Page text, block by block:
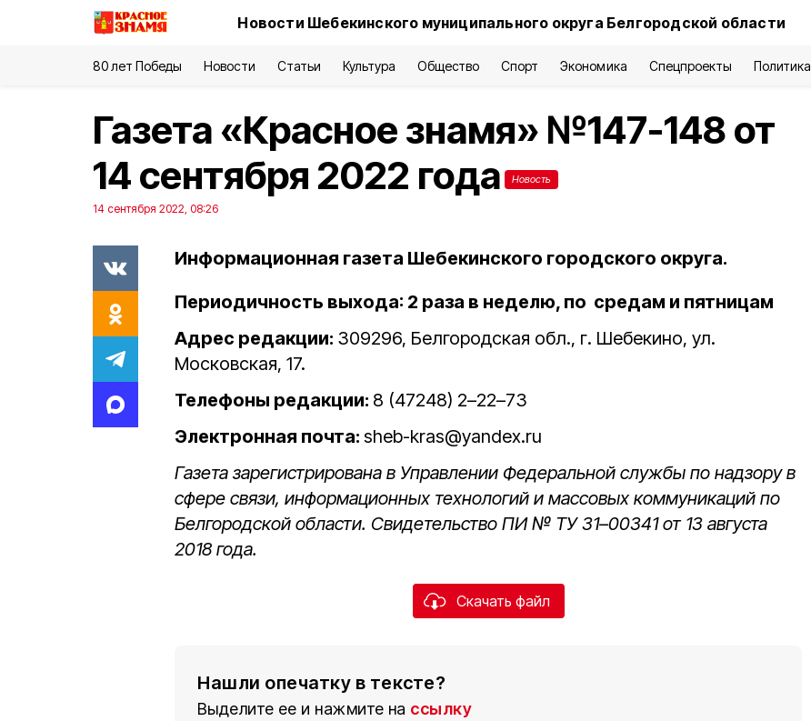
Новости Шебекинского муниципального округа Белгородской области
80 лет Победы Новости Статьи Культура Общество Спорт Экономика Спецпроекты Политика
Газета «Красное знамя» №147-148 от
14 сентября 2022 года
Новость
14 сентября 2022, 08:26
Информационная газета Шебекинского городского округа.
Периодичность выхода: 2 раза в неделю, по средам и пятницам
Адрес редакции: 309296, Белгородская обл., г. Шебекино, ул.
Московская, 17.
Телефоны редакции: 8 (47248) 2–22–73
Электронная почта: sheb-kras@yandex.ru
Газета зарегистрирована в Управлении Федеральной службы по надзору в
сфере связи, информационных технологий и массовых коммуникаций по
Белгородской области. Свидетельство ПИ № ТУ 31–00341 от 13 августа
2018 года.
Скачать файл
Нашли опечатку в тексте?
Выделите ее и нажмите на ссылку